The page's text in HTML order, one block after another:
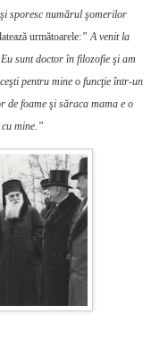
sporesc numărul şomerilor
următoarele:” A venit la
sunt doctor în filozofie şi am
pentru mine o funcţie într-un
de foame şi săraca mama e o
mine.”